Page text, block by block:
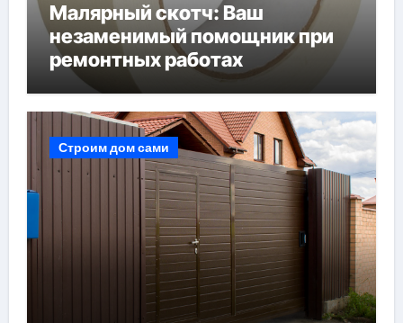
Малярный скотч: Ваш
незаменимый помощник при
ремонтных работах
Строим дом сами